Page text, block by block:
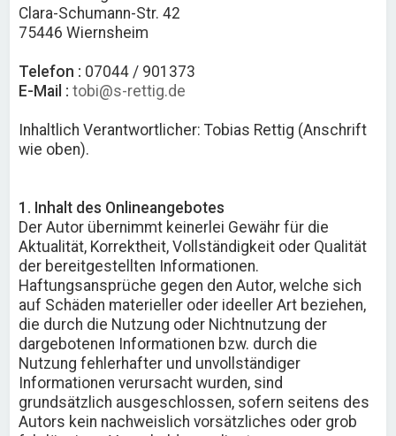
Clara-Schumann-Str. 42
75446 Wiernsheim
Telefon : 07044 / 901373
E-Mail : tobi@s-rettig.de
Inhaltlich Verantwortlicher: Tobias Rettig (Anschrift
wie oben).
1. Inhalt des Onlineangebotes
Der Autor übernimmt keinerlei Gewähr für die
Aktualität, Korrektheit, Vollständigkeit oder Qualität
der bereitgestellten Informationen.
Haftungsansprüche gegen den Autor, welche sich
auf Schäden materieller oder ideeller Art beziehen,
die durch die Nutzung oder Nichtnutzung der
dargebotenen Informationen bzw. durch die
Nutzung fehlerhafter und unvollständiger
Informationen verursacht wurden, sind
grundsätzlich ausgeschlossen, sofern seitens des
Autors kein nachweislich vorsätzliches oder grob